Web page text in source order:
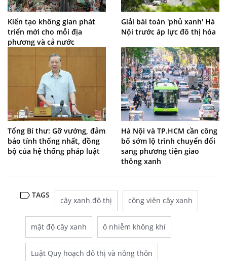
Kiến tạo không gian phát
triển mới cho mỗi địa
phương và cả nước
Giải bài toán 'phủ xanh' Hà
Nội trước áp lực đô thị hóa
Tổng Bí thư: Gỡ vướng, đảm
bảo tính thống nhất, đồng
bộ của hệ thống pháp luật
Hà Nội và TP.HCM cần công
bố sớm lộ trình chuyển đổi
sang phương tiện giao
thông xanh
TAGS
cây xanh đô thị công viên cây xanh
mật độ cây xanh ô nhiễm không khí
Luật Quy hoạch đô thị và nông thôn